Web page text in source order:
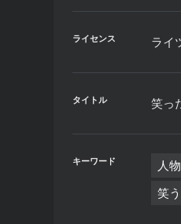
ライセンス ライ
タイトル 笑っ
キーワード 人物
笑う